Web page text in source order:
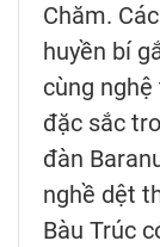
Chăm.
huyền bí
cùng
đặc sắc
đàn
nghề dệt
Bàu Trúc